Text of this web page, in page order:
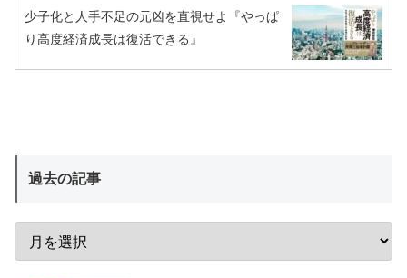
少子化と人手不足の元凶を直視せよ『やっぱ
り高度経済成長は復活できる』
過去の記事